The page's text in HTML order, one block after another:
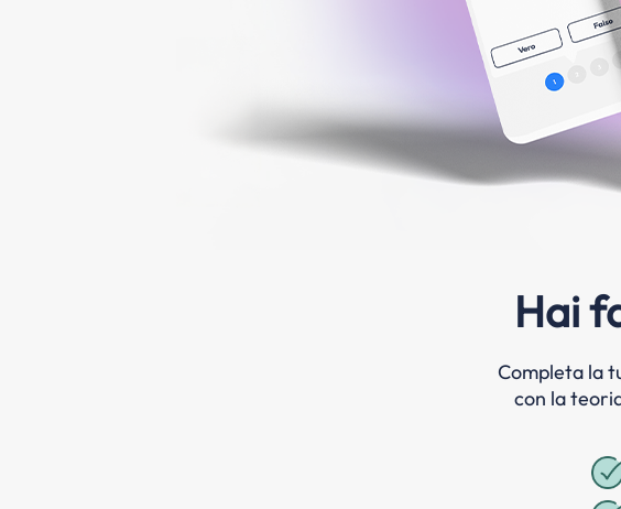
Hai
Completa la
con la